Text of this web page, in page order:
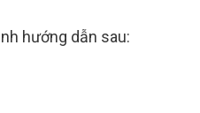
hướng dẫn sau: